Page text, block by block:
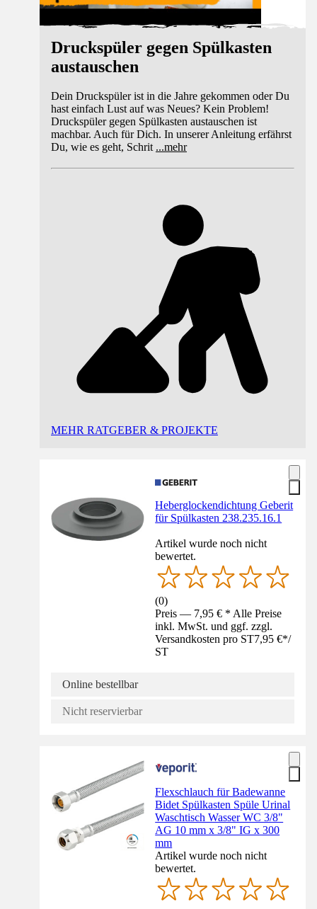
Druckspüler gegen Spülkasten
austauschen
Dein Druckspüler ist in die Jahre gekommen oder Du
hast einfach Lust auf was Neues? Kein Problem!
Druckspüler gegen Spülkasten austauschen ist
machbar. Auch für Dich. In unserer Anleitung erfährst
Du, wie es geht, Schrit ...mehr
MEHR RATGEBER & PROJEKTE
Heberglockendichtung Geberit
für Spülkasten 238.235.16.1
Artikel wurde noch nicht
bewertet.
(0)
Preis — 7,95 € * Alle Preise
inkl. MwSt. und ggf. zzgl.
Versandkosten pro ST7,95 €*/
ST
Online bestellbar
Nicht reservierbar
Flexschlauch für Badewanne
Bidet Spülkasten Spüle Urinal
Waschtisch Wasser WC 3/8"
AG 10 mm x 3/8" IG x 300
mm
Artikel wurde noch nicht
bewertet.